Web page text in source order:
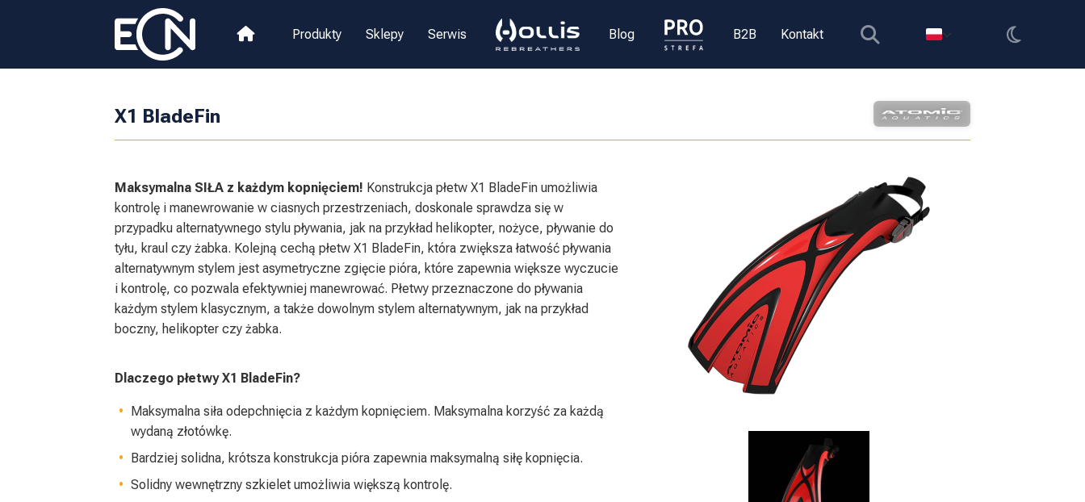
Produkty Sklepy Serwis Blog B2B Kontakt
X1 BladeFin
Maksymalna SIŁA z każdym kopnięciem! Konstrukcja płetw X1 BladeFin umożliwia
kontrolę i manewrowanie w ciasnych przestrzeniach, doskonale sprawdza się w
przypadku alternatywnego stylu pływania, jak na przykład helikopter, nożyce, pływanie do
tyłu, kraul czy żabka. Kolejną cechą płetw X1 BladeFin, która zwiększa łatwość pływania
alternatywnym stylem jest asymetryczne zgięcie pióra, które zapewnia większe wyczucie
i kontrolę, co pozwala efektywniej manewrować. Płetwy przeznaczone do pływania
każdym stylem klasycznym, a także dowolnym stylem alternatywnym, jak na przykład
boczny, helikopter czy żabka.
Dlaczego płetwy X1 BladeFin?
Maksymalna siła odepchnięcia z każdym kopnięciem. Maksymalna korzyść za każdą
wydaną złotówkę.
Bardziej solidna, krótsza konstrukcja pióra zapewnia maksymalną siłę kopnięcia.
Solidny wewnętrzny szkielet umożliwia większą kontrolę.